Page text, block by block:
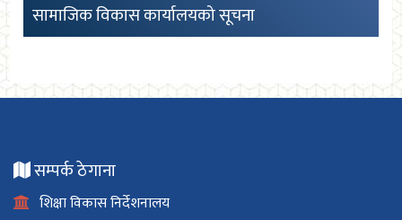
सामाजिक विकास कार्यालयको सूचना
सम्पर्क ठेगाना
शिक्षा विकास निर्देशनालय